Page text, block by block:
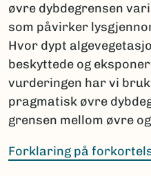
øvre dybdegrensen
som påvirker
Hvor dypt
beskyttede og
vurderingen har vi
pragmatisk øvre
grensen mellom øvre
Forklaring på